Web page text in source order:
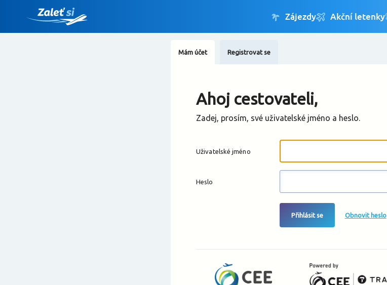
Mám účet Registrovat se
Ahoj cestovateli,
Zadej, prosím, své uživatelské jméno a heslo.
Uživatelské jméno
Heslo
Přihlásit se Obnovit heslo